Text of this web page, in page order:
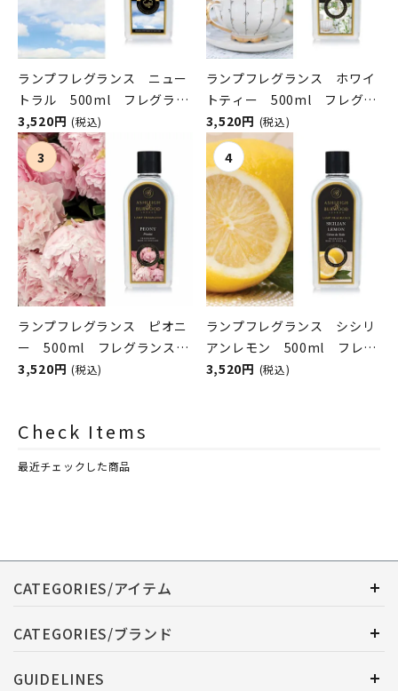
ランプフレグランス ニュー
トラル 500ml フレグラン
スランプ用オイル
ASHLEIGH&BURWOOD（ア
シュレイアンドバーウッド）
3,520円 (税込)
ランプフレグランス ホワイ
トティー 500ml フレグラ
ンスランプ用オイル
ASHLEIGH&BURWOOD（ア
シュレイアンドバーウッド）
3,520円 (税込)
ランプフレグランス ピオニ
ー 500ml フレグランスラ
ンプ用オイル
3,520円 (税込)
ランプフレグランス シシリ
アンレモン 500ml フレグ
ランスランプ用オイル
3,520円 (税込)
Check Items
最近チェックした商品
CATEGORIES/アイテム
CATEGORIES/ブランド
GUIDELINES